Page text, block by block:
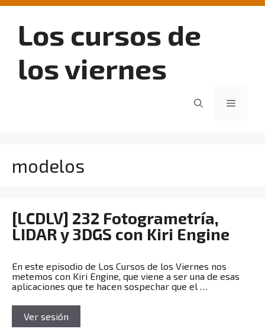
Saltar
contenidoLos cursos de
los viernes
Menú
modelos
[LCDLV] 232 Fotogrametría,
LIDAR y 3DGS con Kiri Engine
En este episodio de Los Cursos de los Viernes nos
metemos con Kiri Engine, que viene a ser una de esas
aplicaciones que te hacen sospechar que el …
Ver sesión